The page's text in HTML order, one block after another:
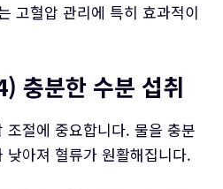
고혈압 관리에 특히 효과적이
충분한 수분 섭취
절에 중요합니다. 물을 충분
낮아져 혈류가 원활해집니다.